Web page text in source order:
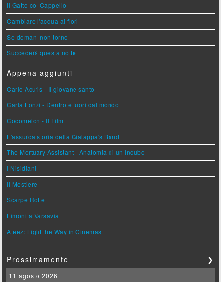
Il Gatto col Cappello
Cambiare l'acqua ai fiori
Se domani non torno
Succederà questa notte
Appena aggiunti
Carlo Acutis - Il giovane santo
Carla Lonzi - Dentro e fuori dal mondo
Cocomelon - Il Film
L'assurda storia della Gialappa's Band
The Mortuary Assistant - Anatomia di un Incubo
I Nisidiani
Il Mestiere
Scarpe Rotte
Limoni a Varsavia
Ateez: Light the Way in Cinemas
Prossimamente ❯
11 agosto 2026